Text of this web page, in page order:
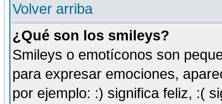
Volver arriba
¿Qué son los smileys?
Smileys o emotíconos son
para expresar emociones,
por ejemplo: :) significa feliz, :(